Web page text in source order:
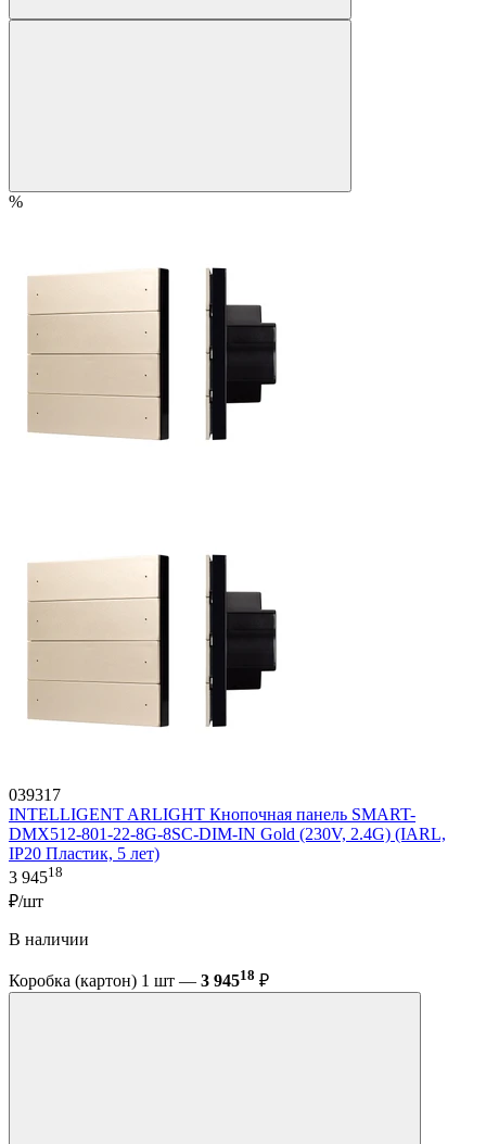
%
039317
INTELLIGENT ARLIGHT Кнопочная панель SMART-
DMX512-801-22-8G-8SC-DIM-IN Gold (230V, 2.4G) (IARL,
IP20 Пластик, 5 лет)
3 94518
₽/шт
В наличии
Коробка (картон) 1 шт — 3 94518 ₽